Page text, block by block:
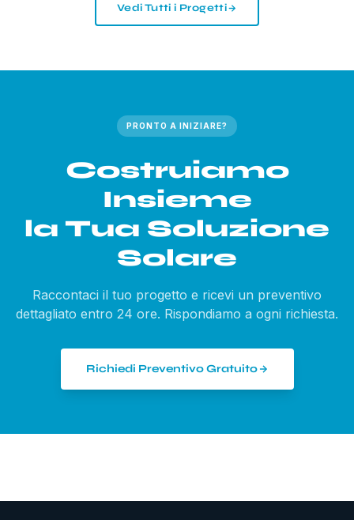
Vedi Tutti i Progetti
PRONTO A INIZIARE?
Costruiamo
Insieme
la Tua Soluzione
Solare
Raccontaci il tuo progetto e ricevi un preventivo
dettagliato entro 24 ore. Rispondiamo a ogni richiesta.
Richiedi Preventivo Gratuito